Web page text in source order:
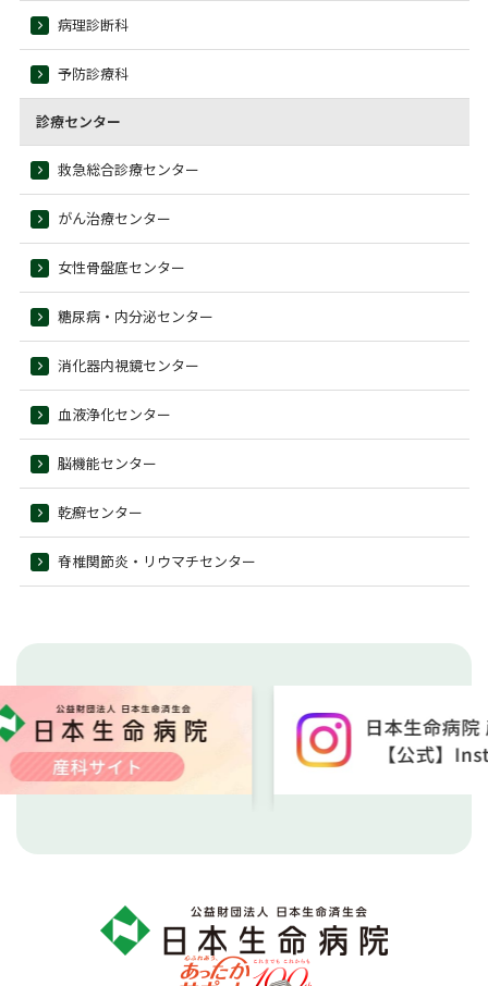
病理診断科
予防診療科
診療センター
救急総合診療センター
がん治療センター
女性骨盤底センター
糖尿病・内分泌センター
消化器内視鏡センター
血液浄化センター
脳機能センター
乾癬センター
脊椎関節炎・リウマチセンター